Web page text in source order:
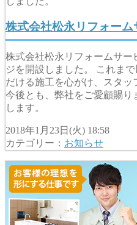
株式会社松永リフォーム
株式会社松永リフォームサ
ジを開設しました。 これま
だける施工を心がけ、スタッ
今後とも、弊社をご愛顧賜り
します。
2018年1月23日(火) 18:58
カテゴリー： お知らせ